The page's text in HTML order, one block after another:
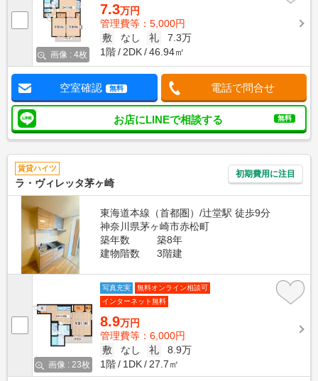
画像 : 4枚
7.3万円
管理費等：5,000円
敷
なし 礼
7.3万
1階
2DK 46.94㎡
空室確認 無料 電話で問合せ
お店にLINEで相談する 無料
賃貸ハイツ
ラ・ヴィレッタ茅ヶ崎
初期費用に注目
東海道本線（首都圏）/辻堂駅 徒歩9分
神奈川県茅ヶ崎市赤松町
築年数
築8年
建物階数
3階建
画像 : 23枚
写真充実
無料オンライン相談可
インターネット無料
8.9万円
管理費等：6,000円
敷
なし 礼
8.9万
1階
1DK 27.7㎡